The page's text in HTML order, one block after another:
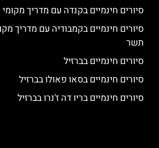
סיורים חינמיים בקנדה עם מדריך
סיורים חינמיים בקמבודיה עם מדריך
תשר
סיורים חינמיים בברזיל
סיורים חינמיים בסאו פאולו בברזיל
סיורים חינמיים בריו דה ז'נרו בברזיל